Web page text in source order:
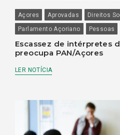
Açores Aprovadas Direitos
Parlamento Açoriano
Pessoas
Escassez de intérpretes
preocupa PAN/Açores
LER NOTÍCIA